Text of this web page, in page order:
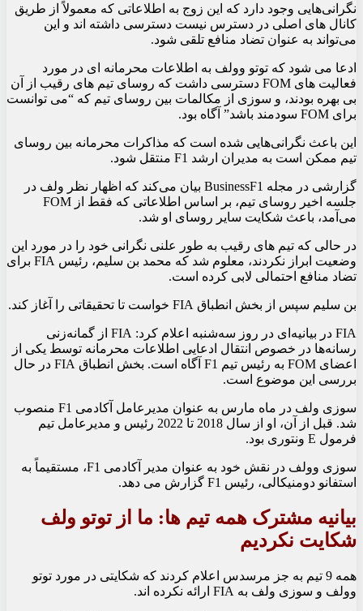
نگرانی‌هایی وجود دارد که این زوج به اطلاعاتی که معمولاً از طریق
کانال های اصلی در دسترس نیست دسترسی داشته اند و این
می‌تواند به عنوان تضاد منافع تلقی شود.
ادعا می شود که توتو وولف به اطلاعات محرمانه ای در مورد
فعالیت های FOM دسترسی داشت که روسای تیم های رقیب از آن
بی بهره بودند، و سوزی از مکالمات بین روسای تیم که “می توانست
برای FOM سودمند باشد” آگاه بود.
این باعث نگرانی‌هایی شده است که مذاکرات محرمانه بین روسای
تیم ممکن است به مدیران ارشد F1 منتقل شود.
گزارشی در مجله BusinessF1 بیان می‌کند که اظهار نظر ولف در
جلسه اخیر روسای تیم، بر اساس اطلاعاتی که فقط از FOM
می‌آمد، باعث شکایت سایر روسای او شد.
در حالی که تیم های رقیب به طور علنی نگرانی خود را در مورد این
وضعیت ابراز نکردند، معلوم شد که محمد بن سلیم، رئیس FIA برای
تضاد منافع احتمالی لابی کرده است.
بن سلیم سپس از بخش انطباق FIA خواست تا تحقیقاتی را آغاز کند.
FIA در بیانیه‌ای در روز سه‌شنبه اعلام کرد: FIA از گمانه‌زنی
رسانه‌ها در خصوص انتقال ادعایی اطلاعات محرمانه توسط یکی از
اعضای FOM به رئیس تیم F1 آگاه است. بخش انطباق FIA در حال
بررسی این موضوع است.
سوزی ولف در ماه مارس به عنوان مدیرعامل آکادمی F1 منصوب
شد. قبل از آن، او از سال 2018 تا 2022 رئیس و مدیرعامل تیم
فرمول E ونتوری بود.
سوزی وولف در نقش خود به عنوان مدیر آکادمی F1، مستقیماً به
استفانو دومنیکالی، رئیس F1 گزارش می دهد.
بیانیه مشترک همه تیم ها: ما از توتو ولف
شکایت نکردیم
همه 9 تیم به جز مرسدس اعلام کردند که شکایتی در مورد توتو
وولف و سوزی ولف به FIA ارائه نکرده اند.